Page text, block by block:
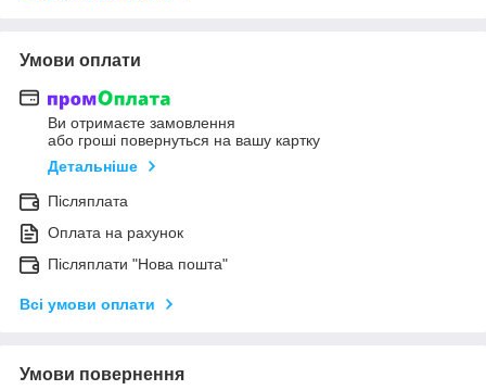
Умови оплати
Ви отримаєте замовлення
або гроші повернуться на вашу картку
Детальніше
Післяплата
Оплата на рахунок
Післяплати "Нова пошта"
Всі умови оплати
Умови повернення